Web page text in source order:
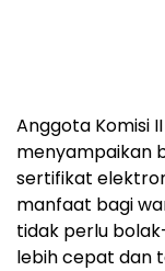
Anggota Komisi II
menyampaikan
sertifikat
manfaat bagi
tidak perlu
lebih cepat dan